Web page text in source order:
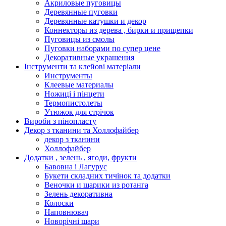
Акриловые пуговицы
Деревянные пуговки
Деревянные катушки и декор
Коннекторы из дерева , бирки и прищепки
Пуговицы из смолы
Пуговки наборами по супер цене
Декоративные украшения
Інструменти та клейові матеріали
Инструменты
Клеевые материалы
Ножиці і пінцети
Термопистолеты
Утюжок для стрічок
Вироби з пінопласту
Декор з тканини та Холлофайбер
декор з тканини
Холлофайбер
Додатки , зелень , ягоди, фрукти
Бавовна і Лагурус
Букети складних тичінок та додатки
Веночки и шарики из ротанга
Зелень декоративна
Колоски
Наповнювач
Новорічні шари